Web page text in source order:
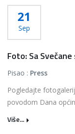
21
Sep
Foto: Sa
Pisao : Press
Pogledajte
povodom Dana
Više...